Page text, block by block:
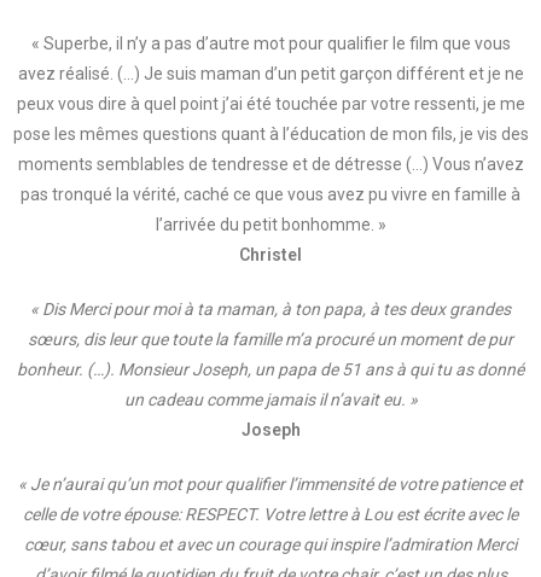
« Superbe, il n’y a pas d’autre mot pour qualifier le film que vous
avez réalisé. (…) Je suis maman d’un petit garçon différent et je ne
peux vous dire à quel point j’ai été touchée par votre ressenti, je me
pose les mêmes questions quant à l’éducation de mon fils, je vis des
moments semblables de tendresse et de détresse (…) Vous n’avez
pas tronqué la vérité, caché ce que vous avez pu vivre en famille à
l’arrivée du petit bonhomme. »
Christel
« Dis Merci pour moi à ta maman, à ton papa, à tes deux grandes
sœurs, dis leur que toute la famille m’a procuré un moment de pur
bonheur. (…). Monsieur Joseph, un papa de 51 ans à qui tu as donné
un cadeau comme jamais il n’avait eu. »
Joseph
« Je n’aurai qu’un mot pour qualifier l’immensité de votre patience et
celle de votre épouse: RESPECT. Votre lettre à Lou est écrite avec le
cœur, sans tabou et avec un courage qui inspire l’admiration Merci